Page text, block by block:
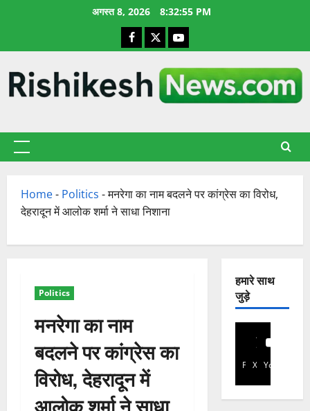
अगस्त 8, 2026 8:32:56 PM
Facebook
X YouTube
प्राथमिक
Home- Politics -मनरेगा का नाम बदलने पर कांग्रेस का विरोध,
देहरादून में आलोक शर्मा ने साधा निशाना
Politics
मनरेगा का नाम
बदलने पर कांग्रेस का
विरोध, देहरादून में
आलोक शर्मा ने साधा
हमारे साथ
जुड़े
Facebook
X YouTube